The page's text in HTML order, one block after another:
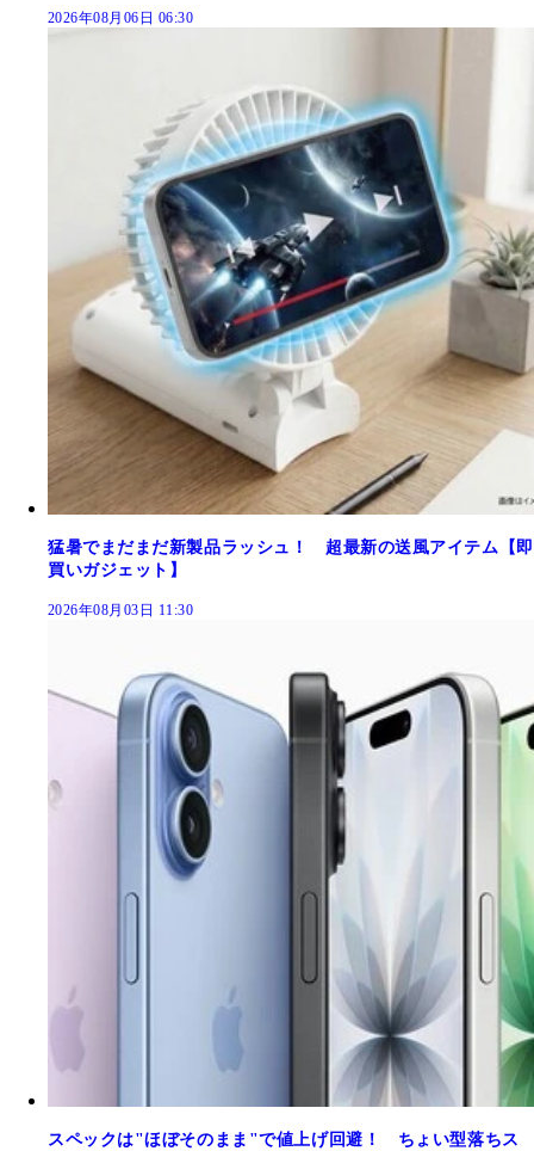
2026年08月06日 06:30
猛暑でまだまだ新製品ラッシュ！ 超最新の送風アイテム【即
買いガジェット】
2026年08月03日 11:30
スペックは"ほぼそのまま"で値上げ回避！ ちょい型落ちス